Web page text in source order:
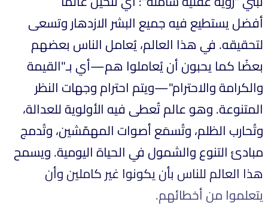
أفضل يستطيع فيه جميع البشر الازدهار وتسعى
لتحقيقه. في هذا العالم، يُعامل الناس بعضهم
بعضًا كما يحبون أن يُعاملوا هم—أي بـ"القيمة
والكرامة والاحترام"—ويتم احترام وجهات النظر
المتنوعة. وهو عالم تُعطى فيه الأولوية للعدالة،
وتُحارب الظلم، وتُسمَع أصوات المهمّشين، وتُدمج
مبادئ التنوع والشمول في الحياة اليومية. ويسمح
هذا العالم للناس بأن يكونوا غير كاملين وأن
يتعلموا من أخطائهم.